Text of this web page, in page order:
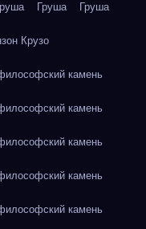
Груша Груша
Крузо
камень
камень
камень
камень
камень